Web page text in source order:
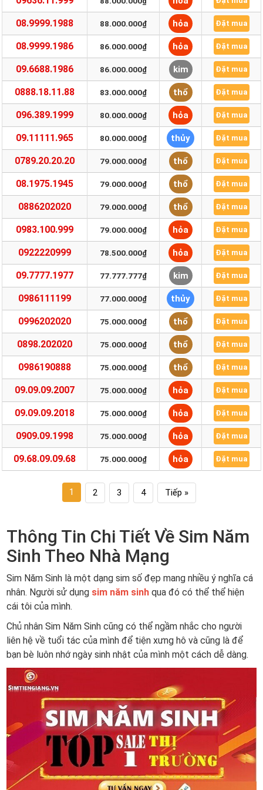
08.9999.1988 88.000.000₫ hỏa Đặt mua
08.9999.1986 86.000.000₫ hỏa Đặt mua
09.6688.1986 86.000.000₫ kim Đặt mua
0888.18.11.88 83.000.000₫ thổ Đặt mua
096.389.1999 80.000.000₫ hỏa Đặt mua
09.11111.965 80.000.000₫ thủy Đặt mua
0789.20.20.20 79.000.000₫ thổ Đặt mua
08.1975.1945 79.000.000₫ thổ Đặt mua
0886202020 79.000.000₫ thổ Đặt mua
0983.100.999 79.000.000₫ hỏa Đặt mua
0922220999 78.500.000₫ hỏa Đặt mua
09.7777.1977 77.777.777₫ kim Đặt mua
0986111199 77.000.000₫ thủy Đặt mua
0996202020 75.000.000₫ thổ Đặt mua
0898.202020 75.000.000₫ thổ Đặt mua
0986190888 75.000.000₫ thổ Đặt mua
09.09.09.2007 75.000.000₫ hỏa Đặt mua
09.09.09.2018 75.000.000₫ hỏa Đặt mua
0909.09.1998 75.000.000₫ hỏa Đặt mua
09.68.09.09.68 75.000.000₫ hỏa Đặt mua
1 2 3 4 Tiếp »
Thông Tin Chi Tiết Về Sim Năm
Sinh Theo Nhà Mạng
Sim Năm Sinh là một dạng sim số đẹp mang nhiều ý nghĩa cá
nhân. Người sử dụng sim năm sinh qua đó có thể thể hiện
cái tôi của mình.
Chủ nhân Sim Năm Sinh cũng có thể ngầm nhắc cho người
liên hệ về tuổi tác của mình để tiện xưng hô và cũng là để
bạn bè luôn nhớ ngày sinh nhật của mình một cách dễ dàng.